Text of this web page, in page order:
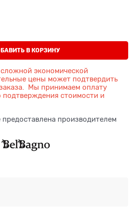
В КОРЗИНУ
экономической
цены может подтвердить
Мы принимаем оплату
подтверждения стоимости и
производителем